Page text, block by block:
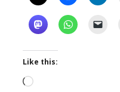
Like this:
Loading…